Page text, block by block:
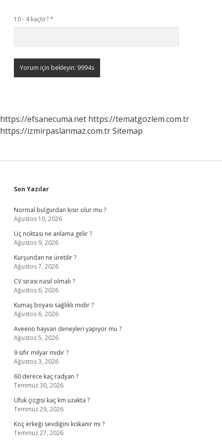
10 - 4 kaçtır?*
https://efsanecuma.net https://tematgozlem.com.tr
https://izmirpaslanmaz.com.trSitemap
Sidebar
Son Yazılar
Normal bulgurdan kısır olur mu ?
Ağustos 10, 2026
Uç noktası ne anlama gelir ?
Ağustos 9, 2026
Kurşundan ne üretilir ?
Ağustos 7, 2026
CV sırası nasıl olmalı ?
Ağustos 6, 2026
Kumaş boyası sağlıklı mıdır ?
Ağustos 6, 2026
Aveeno hayvan deneyleri yapıyor mu ?
Ağustos 5, 2026
9 sıfır milyar mıdır ?
Ağustos 3, 2026
60 derece kaç radyan ?
Temmuz 30, 2026
Ufuk çizgisi kaç km uzakta ?
Temmuz 29, 2026
Koç erkeği sevdiğini kıskanır mı ?
Temmuz 27, 2026